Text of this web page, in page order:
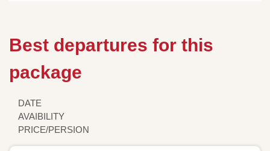
Best departures for this
package
DATE
AVAIBILITY
PRICE/PERSION